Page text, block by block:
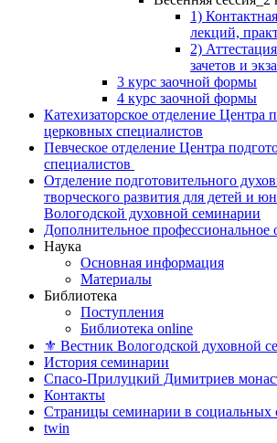
1)
лекций,
2)
зачетов и
3 курс заочной формы
4 курс заочной формы
Катехизаторское отделение Центра
церковных специалистов
Певческое отделение Центра
специалистов
Отделение подготовительного
творческого развития для детей и
Вологодской духовной семинарии
Дополнительное профессиональное
Наука
Основная информация
Материалы
Библиотека
Поступления
Библиотека online
⚜ Вестник Вологодской духовной
История семинарии
Спасо-Прилуцкий Димитриев
Контакты
Страницы семинарии в социальных
twin